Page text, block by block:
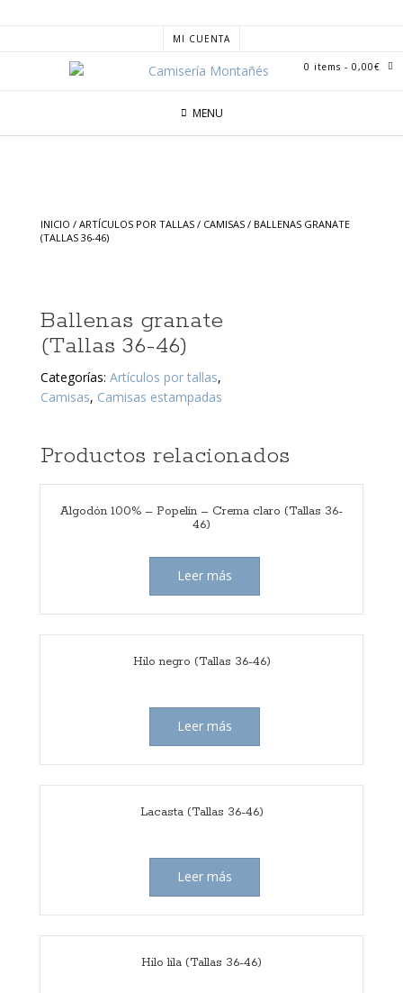
MI CUENTA
MENU
0 items - 0,00€
INICIO / ARTÍCULOS POR TALLAS / CAMISAS / BALLENAS GRANATE
(TALLAS 36-46)
Ballenas granate
(Tallas 36-46)
Categorías: Artículos por tallas,
Camisas, Camisas estampadas
Productos relacionados
Algodón 100% – Popelín – Crema claro (Tallas 36-
46)
Leer más
Hilo negro (Tallas 36-46)
Leer más
Lacasta (Tallas 36-46)
Leer más
Hilo lila (Tallas 36-46)